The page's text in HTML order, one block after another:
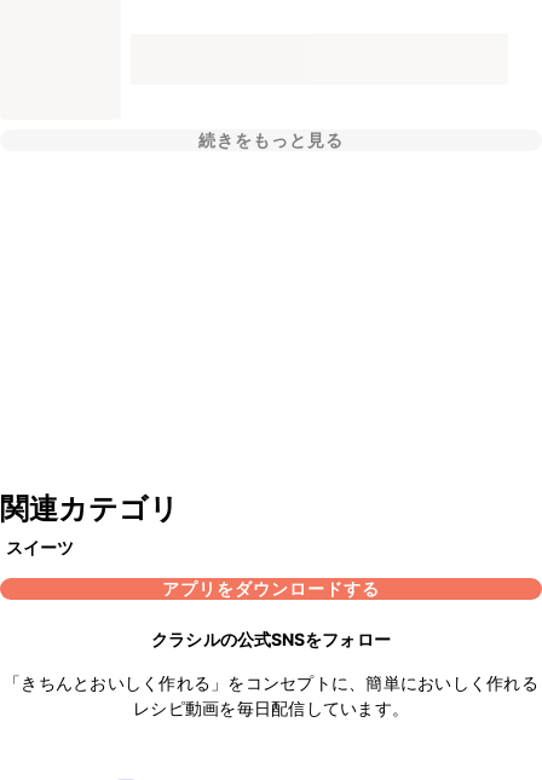
続きをもっと見る
関連カテゴリ
スイーツ
アプリをダウンロードする
クラシルの公式SNSをフォロー
「きちんとおいしく作れる」をコンセプトに、簡単においしく作れる
レシピ動画を毎日配信しています。